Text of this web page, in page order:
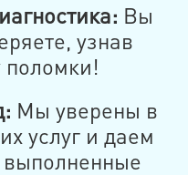
Вы
узнав
поломки!
Мы уверены в
услуг и даем
выполненные